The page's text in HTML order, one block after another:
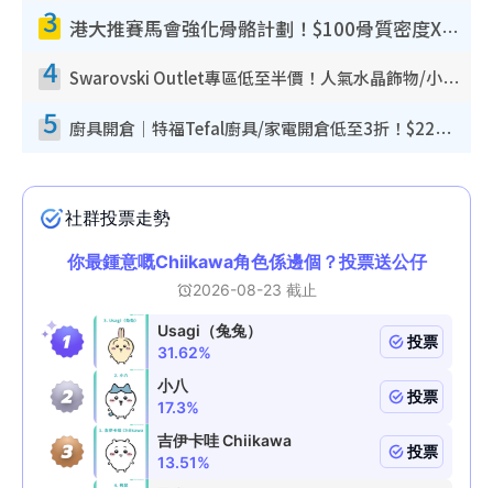
3 港大推賽馬會強化骨骼計劃！$100骨質密度X光檢查 完成免費運動訓練送超市禮券！附參加資格
4 Swarovski Outlet專區低至半價！人氣水晶飾物/小擺設$138起！迪士尼款/水晶高跟鞋都有平
5 廚具開倉｜特福Tefal廚具/家電開倉低至3折！$220起買平底鍋/炒鑊/湯煲！電飯煲/吸塵機/燙斗$418起